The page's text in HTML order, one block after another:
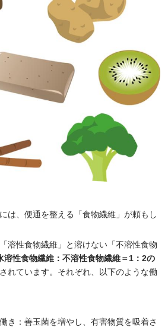
は、便通を整える「食物繊維」が頼もし
溶性食物繊維」と溶けない「不溶性食物
溶性食物繊維：不溶性食物繊維＝1：2の
れています。それぞれ、以下のような働
き：善玉菌を増やし、有害物質を吸着さ